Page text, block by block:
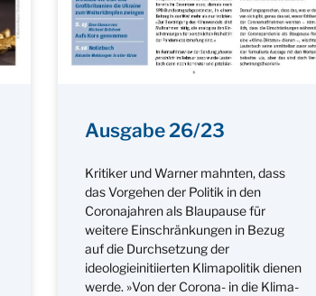
Ausgabe 26/23
Kritiker und Warner mahnten, dass
das Vorgehen der Politik in den
Coronajahren als Blaupause für
weitere Einschränkungen in Bezug
auf die Durchsetzung der
ideologieinitiierten Klimapolitik dienen
werde. »Von der Corona- in die Klima-